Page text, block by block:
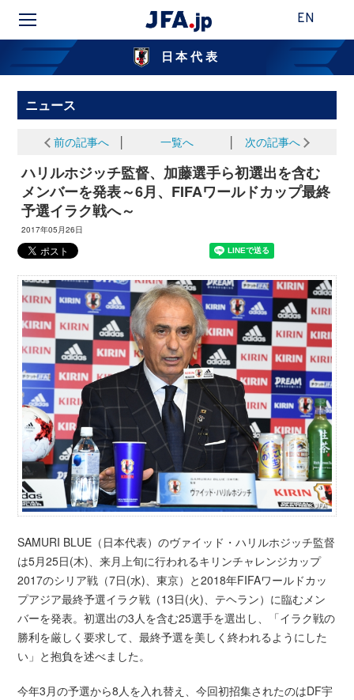
EN
日本代表
ニュース
前の記事へ 一覧へ 次の記事へ
ハリルホジッチ監督、加藤選手ら初選出を含む
メンバーを発表～6月、FIFAワールドカップ最終
予選イラク戦へ～
2017年05月26日
SAMURI BLUE（日本代表）のヴァイッド・ハリルホジッチ監督
は5月25日(木)、来月上旬に行われるキリンチャレンジカップ
2017のシリア戦（7日(水)、東京）と2018年FIFAワールドカッ
プアジア最終予選イラク戦（13日(火)、テヘラン）に臨むメン
バーを発表。初選出の3人を含む25選手を選出し、「イラク戦の
勝利を厳しく要求して、最終予選を美しく終われるようにした
い」と抱負を述べました。
今年3月の予選から8人を入れ替え、今回初招集されたのはDF宇